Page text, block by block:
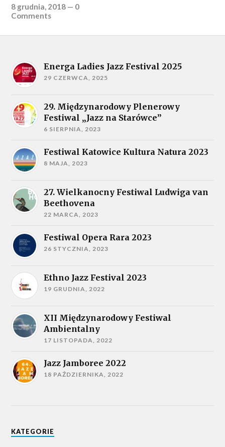
8 grudnia, 2018 — 0
Comments
Energa Ladies Jazz Festival 2025
29 CZERWCA, 2025
29. Międzynarodowy Plenerowy
Festiwal „Jazz na Starówce”
6 SIERPNIA, 2023
Festiwal Katowice Kultura Natura 2023
8 MAJA, 2023
27. Wielkanocny Festiwal Ludwiga van
Beethovena
22 MARCA, 2023
Festiwal Opera Rara 2023
26 STYCZNIA, 2023
Ethno Jazz Festival 2023
19 GRUDNIA, 2022
XII Międzynarodowy Festiwal
Ambientalny
17 LISTOPADA, 2022
Jazz Jamboree 2022
18 PAŹDZIERNIKA, 2022
KATEGORIE